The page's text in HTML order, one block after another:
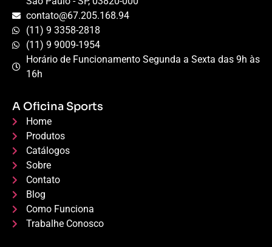
contato@67.205.168.94
(11) 9 3358-2818
(11) 9 9009-1954
Horário de Funcionamento Segunda a Sexta das 9h às
16h
A Oficina Sports
Home
Produtos
Catálogos
Sobre
Contato
Blog
Como Funciona
Trabalhe Conosco